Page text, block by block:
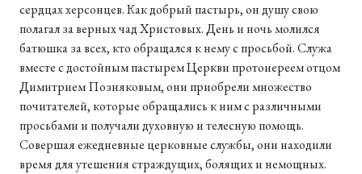
сердцах херсонцев. Как добрый пастырь, он душу свою
полагал за верных чад Христовых. День и ночь молился
батюшка за всех, кто обращался к нему с просьбой. Служа
вместе с достойным пастырем Церкви протоиереем отцом
Димитрием Позняковым, они приобрели множество
почитателей, которые обращались к ним с различными
просьбами и получали духовную и телесную помощь.
Совершая ежедневные церковные службы, они находили
время для утешения страждущих, болящих и немощных.